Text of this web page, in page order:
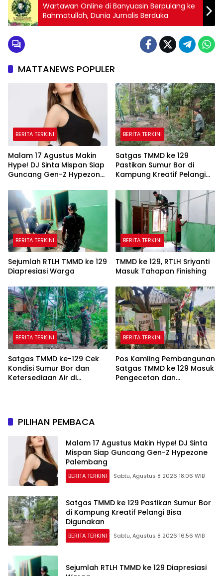
Wartawan Online di Banyuasin Berpulang ke
Rahmatullah, Dunia Jurnalis Berduka
MATTANEWS POPULER
BERITA TERKINI
Malam 17 Agustus Makin
Hype! DJ Sinta Mispan Siap
Guncang Gen-Z Hypezone
BERITA TERKINI
Satgas TMMD ke 129
Pastikan Sumur Bor di
Kampung Kreatif Pelangi
BERITA TERKINI
Sejumlah RTLH TMMD ke 129
Diapresiasi Warga
BERITA TERKINI
TMMD ke 129, RTLH Sriyanti
Masuk Tahapan Finishing
BERITA TERKINI
Satgas TMMD ke-129 Cek
Kondisi Sumur Bor dan
Ketersediaan Air di
BERITA TERKINI
Pos Kamling Pembangunan
Satgas TMMD ke 129 Masuk
Pengecetan dan
PILIHAN PEMBACA
Malam 17 Agustus Makin Hype! DJ Sinta
Mispan Siap Guncang Gen-Z Hypezone
Palembang
BERITA TERKINI Sabtu, Agustus 8 2026 18:06 WIB
Satgas TMMD ke 129 Pastikan Sumur Bor
di Kampung Kreatif Pelangi Bisa
Digunakan
BERITA TERKINI Sabtu, Agustus 8 2026 16:56 WIB
Sejumlah RTLH TMMD ke 129 Diapresiasi